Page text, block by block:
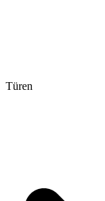
Türen